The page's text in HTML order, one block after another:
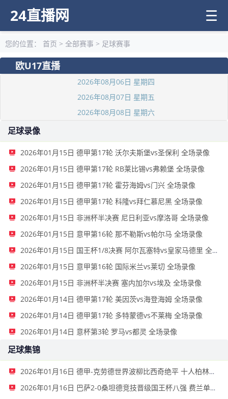
24直播网 ☰
您的位置： 首页 > 全部赛事 > 足球赛事
欧U17直播
2026年08月06日 星期四
2026年08月07日 星期五
2026年08月08日 星期六
足球录像
2026年01月15日 德甲第17轮 沃尔夫斯堡vs圣保利 全场录像
2026年01月15日 德甲第17轮 RB莱比锡vs弗赖堡 全场录像
2026年01月15日 德甲第17轮 霍芬海姆vs门兴 全场录像
2026年01月15日 德甲第17轮 科隆vs拜仁慕尼黑 全场录像
2026年01月15日 非洲杯半决赛 尼日利亚vs摩洛哥 全场录像
2026年01月15日 意甲第16轮 那不勒斯vs帕尔马 全场录像
2026年01月15日 国王杯1/8决赛 阿尔瓦塞特vs皇家马德里 全场录像
2026年01月15日 意甲第16轮 国际米兰vs莱切 全场录像
2026年01月15日 非洲杯半决赛 塞内加尔vs埃及 全场录像
2026年01月14日 德甲第17轮 美因茨vs海登海姆 全场录像
2026年01月14日 德甲第17轮 多特蒙德vs不莱梅 全场录像
2026年01月14日 意杯第3轮 罗马vs都灵 全场录像
足球集锦
2026年01月16日 德甲-克劳德世界波柳比西奇绝平 十人柏林联合1-1奥格斯堡
2026年01月16日 巴萨2-0桑坦德竞技晋级国王杯八强 费兰单刀球破门亚马尔建功